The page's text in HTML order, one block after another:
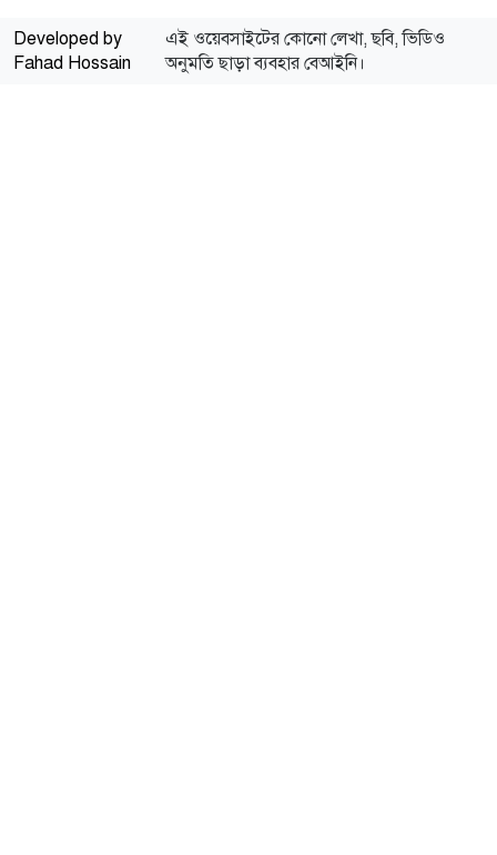
আমিন
Developed by
Fahad Hossain
এই ওয়েবসাইটের কোনো লেখা, ছবি, ভিডিও
অনুমতি ছাড়া ব্যবহার বেআইনি।